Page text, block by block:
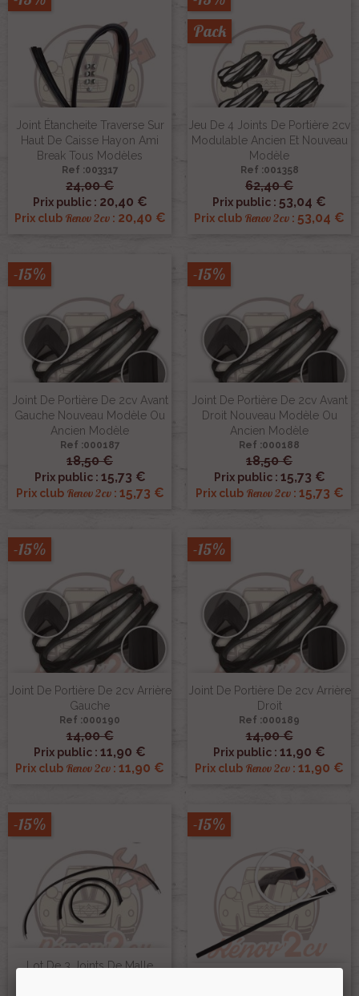
Joint Étancheite Traverse Sur
Haut De Caisse Hayon Ami
Break Tous Modèles
Ref :003317
24,00 €
Prix public : 20,40 €
Prix club Renov 2cv: 20,40 €
Jeu De 4 Joints De Portière 2cv
Modulable Ancien Et Nouveau
Modèle
Ref :001358
62,40 €
Prix public : 53,04 €
Prix club Renov 2cv : 53,04 €
Pack
Joint De Portière De 2cv Avant
Gauche Nouveau Modèle Ou
Ancien Modèle
Ref :000187
18,50 €
Prix public : 15,73 €
Prix club Renov 2cv: 15,73 €
-15%
Joint De Portière De 2cv Avant
Droit Nouveau Modèle Ou
Ancien Modèle
Ref :000188
18,50 €
Prix public : 15,73 €
Prix club Renov 2cv: 15,73 €
-15%
Joint De Portière De 2cv Arrière
Gauche
Ref :000190
14,00 €
Prix public : 11,90 €
Prix club Renov 2cv : 11,90 €
-15%
Joint De Portière De 2cv Arrière
Droit
Ref :000189
14,00 €
Prix public : 11,90 €
Prix club Renov 2cv : 11,90 €
-15%
Lot De 3 Joints De Malle
-15% -15%